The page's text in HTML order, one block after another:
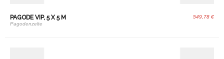
549,78 €
PAGODE VIP, 5 X 5 M
Pagodenzelte